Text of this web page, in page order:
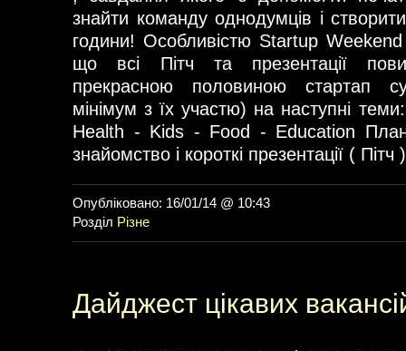
знайти команду однодумців і
години! Особливістю Startup
що всі Пітч та презентації
прекрасною половиною стартап
мінімум з їх участю) на наступні
Health - Kids - Food - Education
знайомство і короткі презентації ( Пітч
Опубліковано: 16/01/14 @ 10:43
Розділ Різне
Дайджест цікавих